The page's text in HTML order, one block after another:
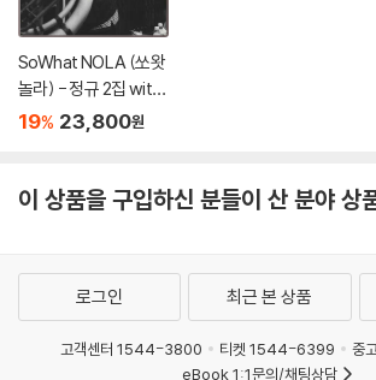
SoWhat NOLA (쏘왓
놀라) - 정규 2집 witn
ess the legend of...
19% 23,800원
이 상품을 구입하신 분들이 산 분야 상
로그인 최근 본 상품
고객센터 1544-3800 티켓 1544-6399
중
eBook 1:1문의/채팅상담